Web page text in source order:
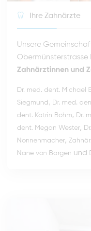
Ihre Zahnärzte
Unsere
Zahnärztinnen und
Dr. med. dent. Michael
Siegmund , Dr. med.
dent. Katrin Böhm, Dr.
dent. Megan Wester,
Nonnenmacher,
Nane von Bargen und